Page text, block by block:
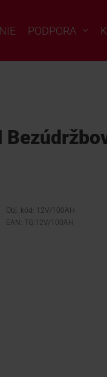
PODPORA
Obj. kód: 12V/100AH
EAN: TG:12V/100AH